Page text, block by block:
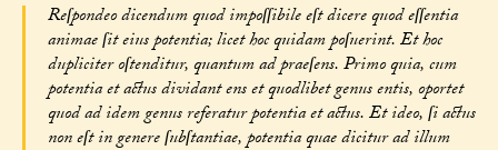
Reſpondeo dicendum quod impoſſibile eſt dicere quod eſſentia
animae ſit eius potentia; licet hoc quidam poſuerint. Et hoc
dupliciter oſtenditur, quantum ad praeſens. Primo quia, cum
potentia et actus dividant ens et quodlibet genus entis, oportet
quod ad idem genus referatur potentia et actus. Et ideo, ſi actus
non eſt in genere ſubſtantiae, potentia quae dicitur ad illum